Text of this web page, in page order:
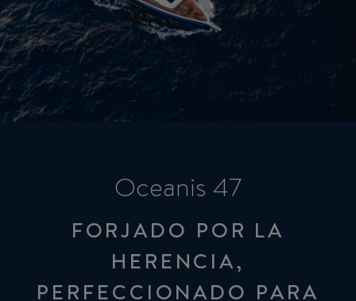
Oceanis 47
FORJADO POR LA
HERENCIA,
PERFECCIONADO PARA